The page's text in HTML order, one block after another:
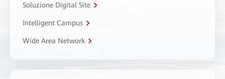
Soluzione Digital Site
Intelligent Campus
Wide Area Network